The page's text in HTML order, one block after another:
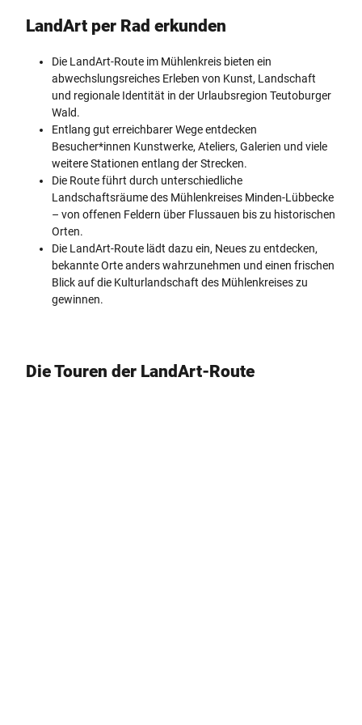
LandArt per Rad erkunden
Die LandArt-Route im Mühlenkreis bieten ein
abwechslungsreiches Erleben von Kunst, Landschaft
und regionale Identität in der Urlaubsregion Teutoburger
Wald.
Entlang gut erreichbarer Wege entdecken
Besucher*innen Kunstwerke, Ateliers, Galerien und viele
weitere Stationen entlang der Strecken.
Die Route führt durch unterschiedliche
Landschaftsräume des Mühlenkreises Minden-Lübbecke
– von offenen Feldern über Flussauen bis zu historischen
Orten.
Die LandArt-Route lädt dazu ein, Neues zu entdecken,
bekannte Orte anders wahrzunehmen und einen frischen
Blick auf die Kulturlandschaft des Mühlenkreises zu
gewinnen.
Die Touren der LandArt-Route